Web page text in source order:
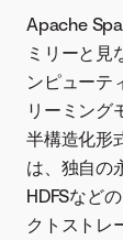
Apache
ミリーと見
ンピューテ
リーミング
半構造化形
は、独自の
HDFSなど
クトストレ